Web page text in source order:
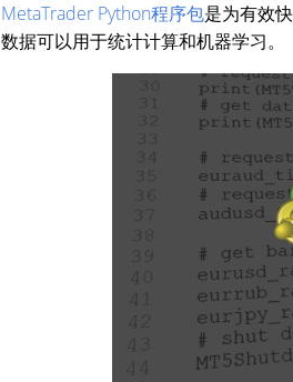
MetaTrader Python程序包是为有效
数据可以用于统计计算和机器学习。